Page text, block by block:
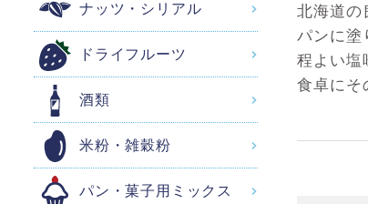
北海道の
パンに塗
程よい塩
食卓にそ
ナッツ・シリアル
ドライフルーツ
酒類
米粉・雑穀粉
パン・菓子用ミックス